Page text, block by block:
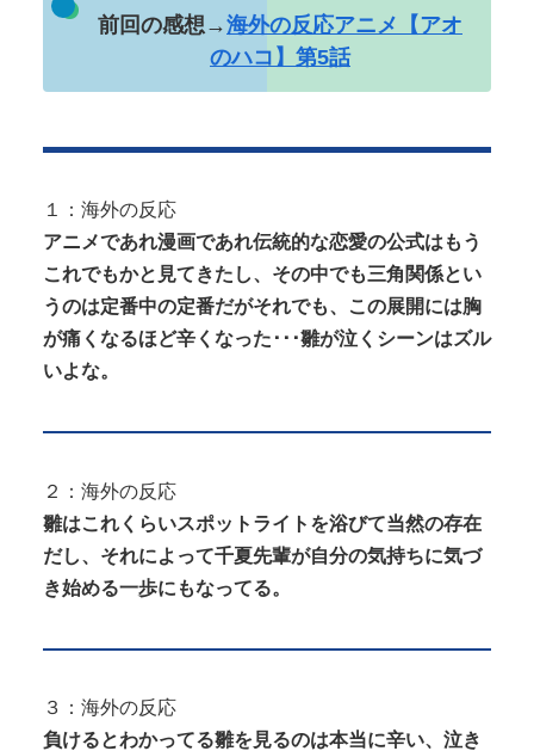
Powered by livedoor 相互RSS
前回の感想→海外の反応アニメ【アオ
のハコ】第5話
１：海外の反応
アニメであれ漫画であれ伝統的な恋愛の公式はもう
これでもかと見てきたし、その中でも三角関係とい
うのは定番中の定番だがそれでも、この展開には胸
が痛くなるほど辛くなった･･･雛が泣くシーンはズル
いよな。
２：海外の反応
雛はこれくらいスポットライトを浴びて当然の存在
だし、それによって千夏先輩が自分の気持ちに気づ
き始める一歩にもなってる。
３：海外の反応
負けるとわかってる雛を見るのは本当に辛い、泣き